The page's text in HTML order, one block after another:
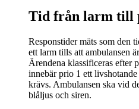
Tid från larm till
Responstider mäts som den
ett larm tills att ambulansen
Ärendena klassificeras efter
innebär prio 1 ett
krävs. Ambulansen ska vid
blåljus och siren.